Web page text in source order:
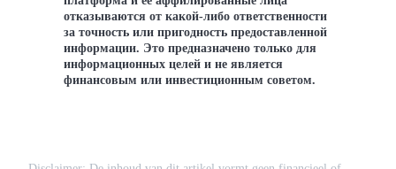
отказываются от какой-либо ответственности
за точность или пригодность предоставленной
информации. Это предназначено только для
информационных целей и не является
финансовым или инвестиционным советом.